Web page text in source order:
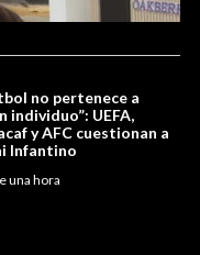
no pertenece a
individuo”: UEFA,
y AFC cuestionan a
Infantino
una hora